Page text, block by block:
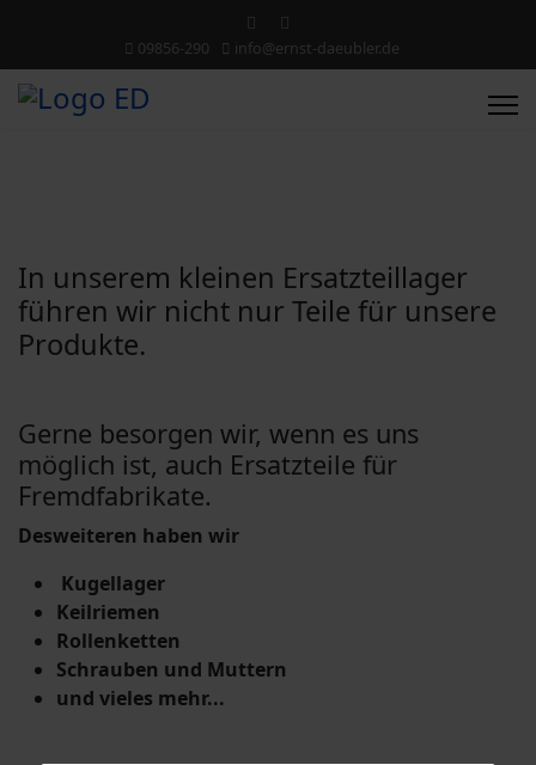
09856-290 info@ernst-daeubler.de
In unserem kleinen Ersatzteillager
führen wir nicht nur Teile für unsere
Produkte.
Gerne besorgen wir, wenn es uns
möglich ist, auch Ersatzteile für
Fremdfabrikate.
Desweiteren haben wir
Kugellager
Keilriemen
Rollenketten
Schrauben und Muttern
und vieles mehr...